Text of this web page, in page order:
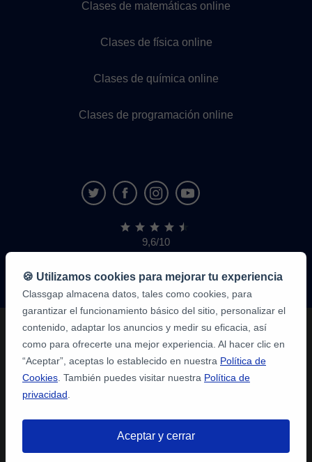
Clases de matemáticas online
Clases de física online
Clases de química online
Clases de programación online
9,6/10
1,339,284
de
alumnos
🍪 Utilizamos cookies para mejorar tu experiencia
Classgap almacena datos, tales como cookies, para
garantizar el funcionamiento básico del sitio, personalizar el
contenido, adaptar los anuncios y medir su eficacia, así
como para ofrecerte una mejor experiencia. Al hacer clic en
“Aceptar”, aceptas lo establecido en nuestra Política de
Cookies . También puedes visitar nuestra Política de
privacidad
Aceptar y cerrar